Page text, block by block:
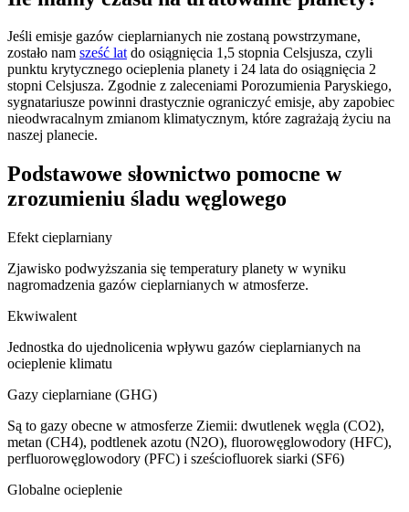
Jeśli emisje gazów cieplarnianych nie zostaną powstrzymane,
zostało nam sześć latdo osiągnięcia 1,5 stopnia Celsjusza, czyli
punktu krytycznego ocieplenia planety i 24 lata do osiągnięcia 2
stopni Celsjusza. Zgodnie z zaleceniami Porozumienia Paryskiego,
sygnatariusze powinni drastycznie ograniczyć emisje, aby zapobiec
nieodwracalnym zmianom klimatycznym, które zagrażają życiu na
naszej planecie.
Podstawowe słownictwo pomocne w
zrozumieniu śladu węglowego
Efekt cieplarniany
Zjawisko podwyższania się temperatury planety w wyniku
nagromadzenia gazów cieplarnianych w atmosferze.
Ekwiwalent
Jednostka do ujednolicenia wpływu gazów cieplarnianych na
ocieplenie klimatu
Gazy cieplarniane (GHG)
Są to gazy obecne w atmosferze Ziemii: dwutlenek węgla (CO2),
metan (CH4), podtlenek azotu (N2O), fluorowęglowodory (HFC),
perfluorowęglowodory (PFC) i sześciofluorek siarki (SF6)
Globalne ocieplenie